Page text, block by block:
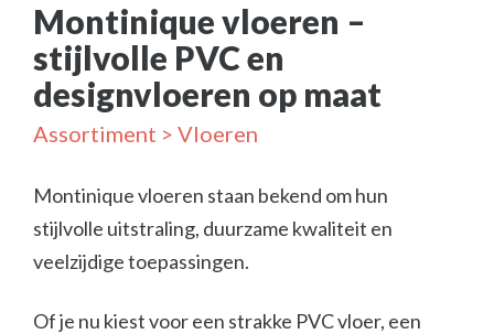
Montinique vloeren –
stijlvolle PVC en
designvloeren op maat
Assortiment > Vloeren
Montinique vloeren staan bekend om hun
stijlvolle uitstraling, duurzame kwaliteit en
veelzijdige toepassingen.
Of je nu kiest voor een strakke PVC vloer, een